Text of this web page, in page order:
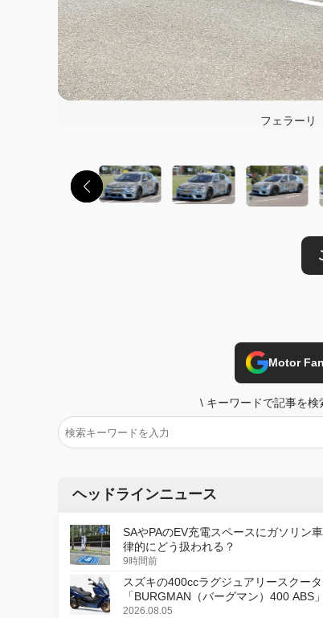
フェラー
この画像
Motor
\ キーワードで記事を検
ヘッドラインニュース
SAやPAのEV充電スペースにガソリン
律的にどう扱われる？
9時間前
スズキの400ccラグジュアリースクー
「BURGMAN（バーグマン）400 ABS
更し、8月18日に発売
2026.08.05